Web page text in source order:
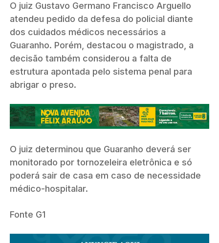
O juiz Gustavo Germano Francisco Arguello
atendeu pedido da defesa do policial diante
dos cuidados médicos necessários a
Guaranho. Porém, destacou o magistrado, a
decisão também considerou a falta de
estrutura apontada pelo sistema penal para
abrigar o preso.
O juiz determinou que Guaranho deverá ser
monitorado por tornozeleira eletrônica e só
poderá sair de casa em caso de necessidade
médico-hospitalar.
Fonte G1